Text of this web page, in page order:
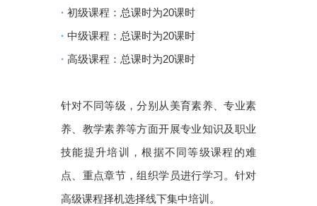
· 初级课程：总课时为20课时
· 中级课程：总课时为20课时
· 高级课程：总课时为20课时
针对不同等级，分别从美育素养、专业素
养、教学素养等方面开展专业知识及职业
技能提升培训，根据不同等级课程的难
点、重点章节，组织学员进行学习。针对
高级课程择机选择线下集中培训。